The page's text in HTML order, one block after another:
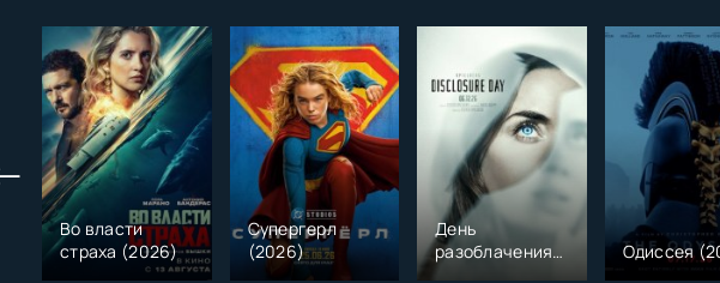
Во власти
страха (2026)
Супергерл
(2026)
День
разоблачения
Одиссея